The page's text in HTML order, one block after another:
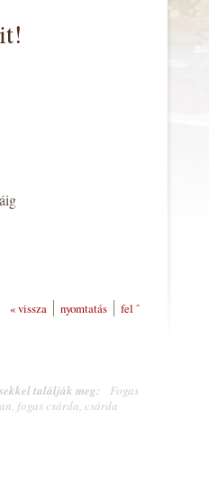
fel ˆ
nyomtatás
« vissza
találják meg:
Fogas
fogas csárda, csárda